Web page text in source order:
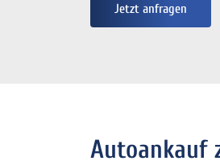
Jetzt anfragen
Autoankauf